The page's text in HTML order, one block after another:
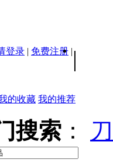
登录 | 免费注册 | |
的收藏 我的推荐
搜索 ：